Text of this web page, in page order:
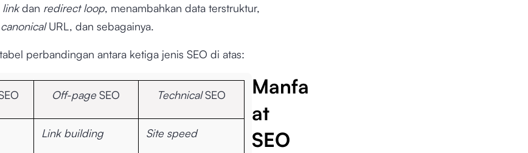
dan redirect loop, menambahkan data terstruktur,
canonicalURL, dan sebagainya.
perbandingan antara ketiga jenis SEO di atas:
Off-page SEO TechnicalSEO
Link building Site speed
Manfa
at
SEO